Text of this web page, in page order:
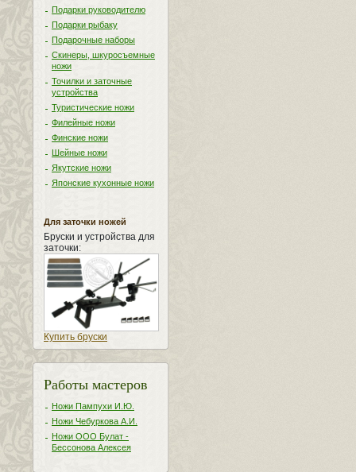
Подарки руководителю
Подарки рыбаку
Подарочные наборы
Скинеры, шкуросъемные
ножи
Точилки и заточные
устройства
Туристические ножи
Филейные ножи
Финские ножи
Шейные ножи
Якутские ножи
Японские кухонные ножи
Для заточки ножей
Бруски и устройства для
заточки:
Купить бруски
Работы мастеров
Ножи Пампухи И.Ю.
Ножи Чебуркова А.И.
Ножи ООО Булат -
Бессонова Алексея